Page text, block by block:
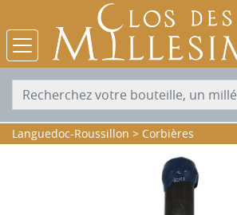
Languedoc-Roussillon > Corbières